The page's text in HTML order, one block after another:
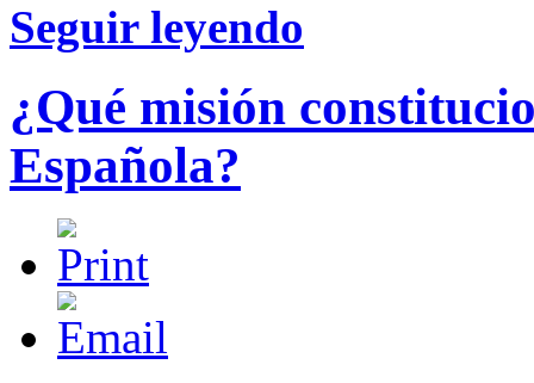
Seguir leyendo
¿Qué misión
Española?